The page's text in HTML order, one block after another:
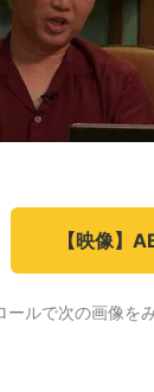
【映像】
ールで次の画像を